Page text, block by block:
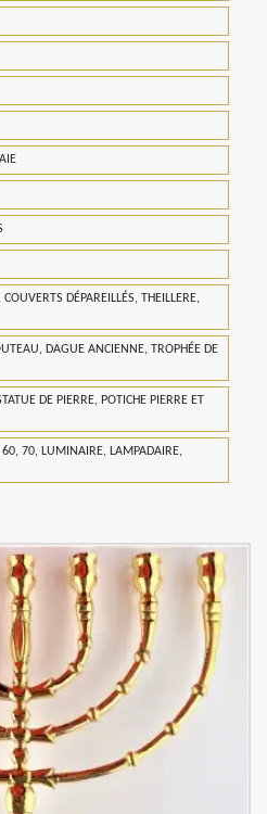
DÉPAREILLÉS, THEILLERE,
DAGUE ANCIENNE, TROPHÉE DE
DE PIERRE, POTICHE PIERRE ET
70, LUMINAIRE, LAMPADAIRE,